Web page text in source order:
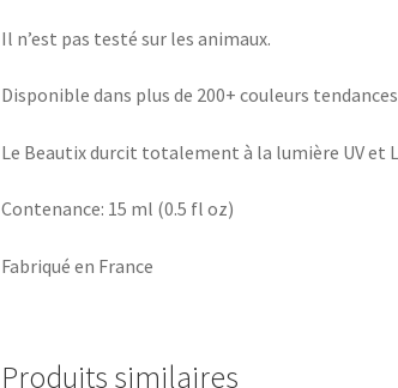
Il n’est pas testé sur les animaux.
Disponible dans plus de 200+ couleurs
Le Beautix durcit totalement à la lumière UV et
Contenance: 15 ml (0.5 fl oz)
Fabriqué en France
Produits similaires